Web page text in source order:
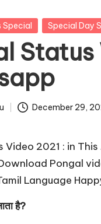
Special Special Day
December 29,
Video 2021 : in
Pongal
Language
है?